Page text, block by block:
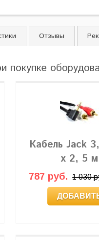
Отзывы
покупке
Кабель Jack
x 2, 5 м
787 руб. 1 030